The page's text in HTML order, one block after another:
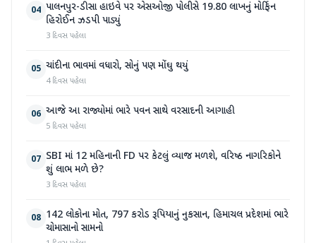
04 પાલનપુર-ડીસા હાઇવે પર એસઓજી પોલીસે 19.80 લાખનું મોર્ફિન
હિરોઈન ઝડપી પાડ્યું
3 દિવસ પહેલા
05 ચાંદીના ભાવમાં વધારો, સોનું પણ મોંઘુ થયું
4 દિવસ પહેલા
06 આજે આ રાજ્યોમાં ભારે પવન સાથે વરસાદની આગાહી
5 દિવસ પહેલા
07 SBI માં 12 મહિનાની FD પર કેટલું વ્યાજ મળશે, વરિષ્ઠ નાગરિકોને
શું લાભ મળે છે?
3 દિવસ પહેલા
08 142 લોકોના મોત, 797 કરોડ રૂપિયાનું નુકસાન, હિમાચલ પ્રદેશમાં ભારે
ચોમાસાનો સામનો